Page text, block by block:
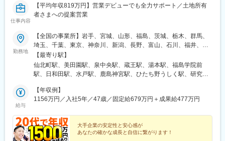
仕事内容
【平均年収819万円】営業デビューでも全力サポート／土地所有
者さまへの提案営業
勤務地
【全国の事業所】岩手、宮城、山形、福島、茨城、栃木、群馬、
埼玉、千葉、東京、神奈川、新潟、長野、富山、石川、福井、岐
阜、静岡、愛知、三重、滋賀、京都、大阪、兵庫、奈良、島根、
鳥取、岡山、広島、山口、愛媛、高知、福岡、長崎、熊本、大
分、宮崎、鹿児島、沖縄◎U・Iターン歓迎します◎転居を伴う異
はHPより確認できます企業・IR情報ページから「全国支店情報」
にてご覧いただけます※受動喫煙対策：完全禁煙
【最寄り駅】
仙北町駅、美田園駅、泉中央駅、蔵王駅、湯本駅、福島学院前
駅、日和田駅、水戸駅、鹿島神宮駅、ひたち野うしく駅、研究学
し駅、新潟駅、善光寺下駅、平田駅(長野県)、東武宇都宮駅、京成
成田駅、おゆみ野駅、村上駅(千葉県)、新千葉駅、新鎌ケ谷駅、上
駅、越谷レイクタウン駅、戸塚安行駅、北春日部駅、浦和美園
駅、北朝霞駅、西大宮駅、桶川駅、新河岸駅、所沢駅、若葉駅、
籠原駅、西葛西駅、京成上野駅、谷在家駅、練馬駅、三鷹台駅、
給与
【年収例】
1156万円／入社5年／47歳／固定給679万円＋成果給477万円
大手企業の安定性と安心感が
あなたの確かな成長と自信に繋がります！